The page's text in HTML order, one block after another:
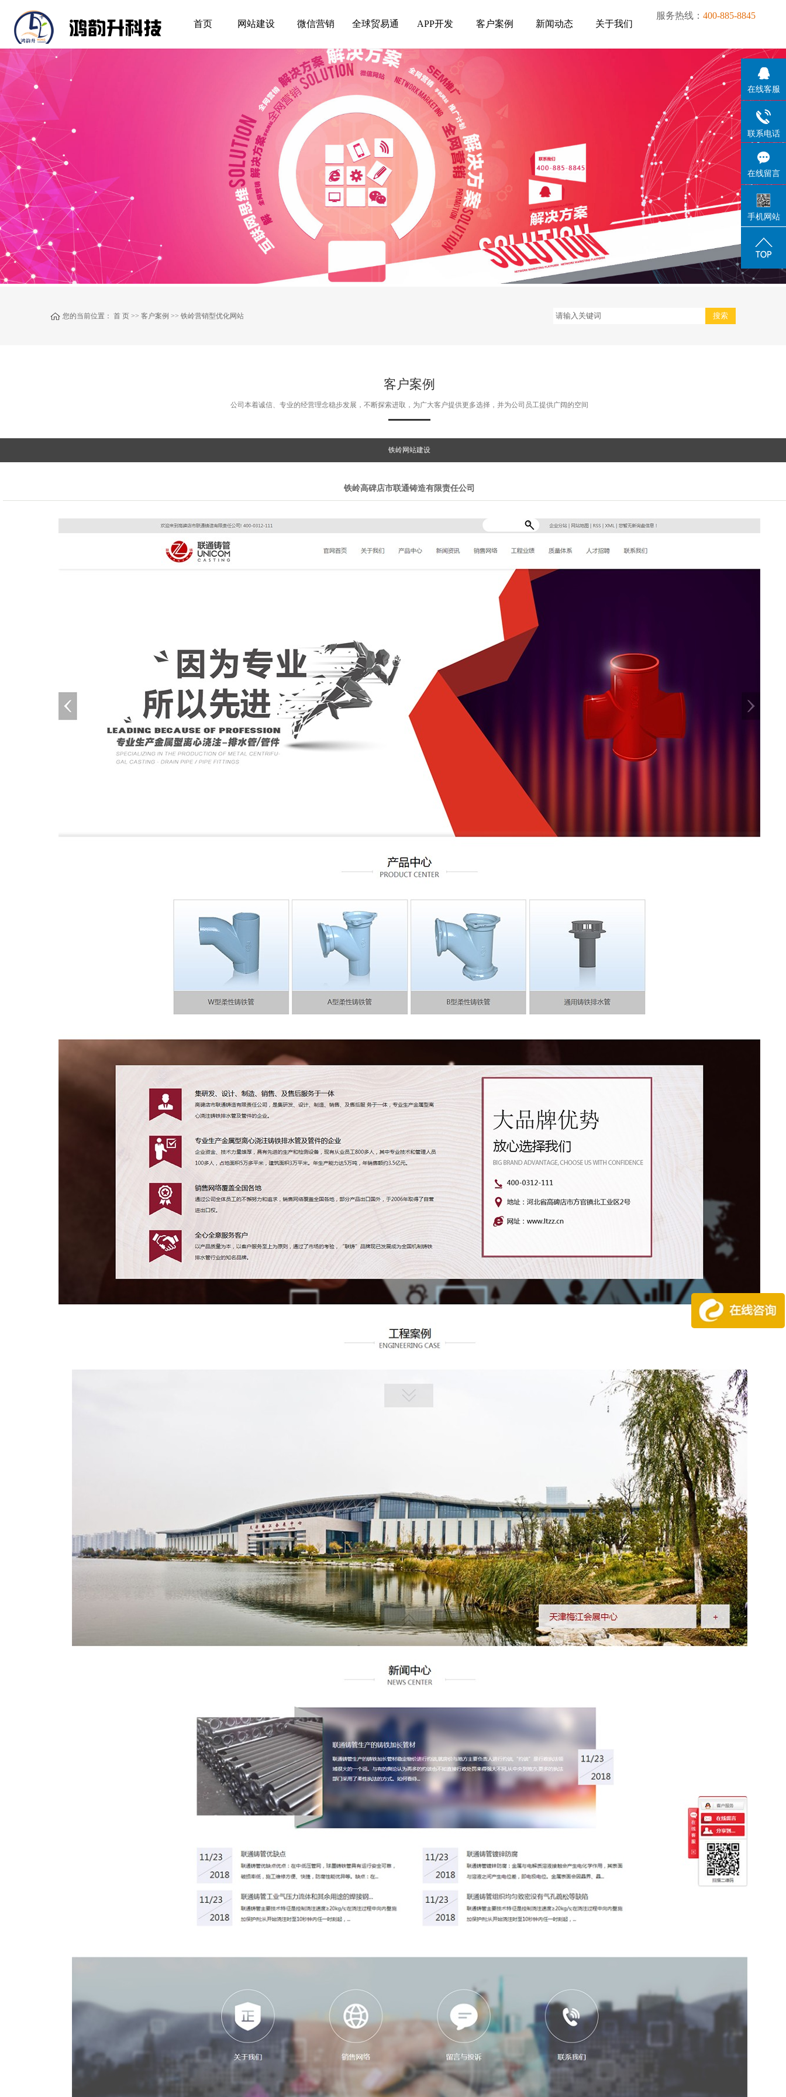
首页 网站建设 微信营销 全球贸易通 APP开发 客户案例 新闻动态 关于我们
服务热线： 400-885-8845
您的当前位置： 首 页 >> 客户案例 >> 铁岭营销型优化网站
客户案例
公司本着诚信、专业的经营理念稳步发展，不断探索进取，为广大客户提供更多选择，并为公司员工提供广阔的空间
铁岭网站建设
铁岭高碑店市联通铸造有限责任公司
在线客服
联系电话
在线留言
手机网站